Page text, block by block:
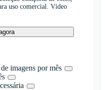
uso comercial. Vídeo
imagens por mês